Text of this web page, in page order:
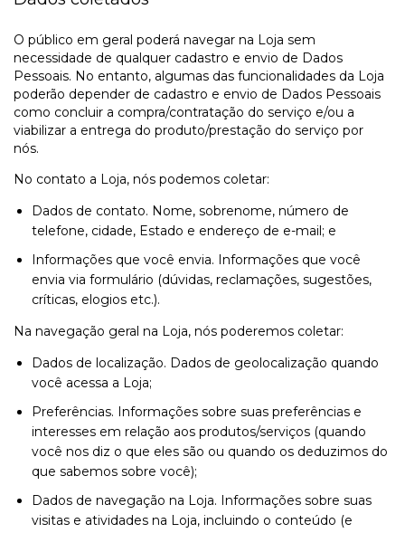
O público em geral poderá navegar na Loja sem
necessidade de qualquer cadastro e envio de Dados
Pessoais. No entanto, algumas das funcionalidades da Loja
poderão depender de cadastro e envio de Dados Pessoais
como concluir a compra/contratação do serviço e/ou a
viabilizar a entrega do produto/prestação do serviço por
nós.
No contato a Loja, nós podemos coletar:
Dados de contato. Nome, sobrenome, número de
telefone, cidade, Estado e endereço de e-mail; e
Informações que você envia. Informações que você
envia via formulário (dúvidas, reclamações, sugestões,
críticas, elogios etc.).
Na navegação geral na Loja, nós poderemos coletar:
Dados de localização. Dados de geolocalização quando
você acessa a Loja;
Preferências. Informações sobre suas preferências e
interesses em relação aos produtos/serviços (quando
você nos diz o que eles são ou quando os deduzimos do
que sabemos sobre você);
Dados de navegação na Loja. Informações sobre suas
visitas e atividades na Loja, incluindo o conteúdo (e